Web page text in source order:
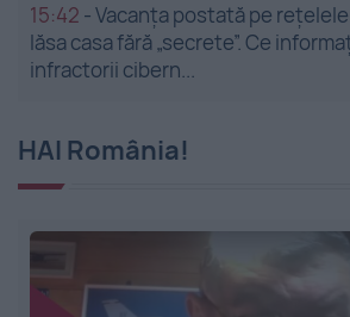
15:42 -Vacanța postată pe
lăsa casa fără „secrete”. Ce
infractorii cibern...
HAI România!